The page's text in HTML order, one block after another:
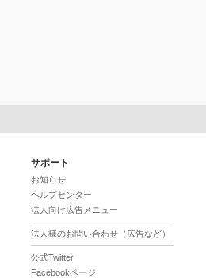
サポート
お知らせ
ヘルプセンター
法人向け広告メニュー
法人様のお問い合わせ（広告など）
公式Twitter
Facebookページ